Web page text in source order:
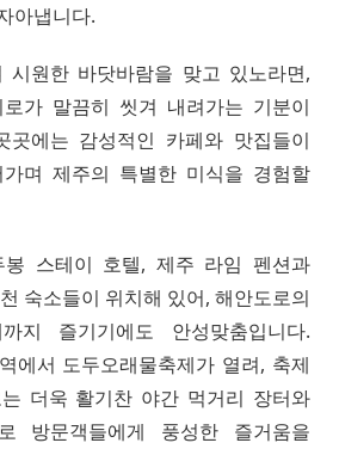
아냅니다.
시원한 바닷바람을 맞고 있노라면,
가 말끔히 씻겨 내려가는 기분이
곳에는 감성적인 카페와 맛집들이
며 제주의 특별한 미식을 경험할
봉 스테이 호텔, 제주 라임 펜션과
숙소들이 위치해 있어, 해안도로의
지 즐기기에도 안성맞춤입니다.
에서 도두오래물축제가 열려, 축제
더욱 활기찬 야간 먹거리 장터와
방문객들에게 풍성한 즐거움을